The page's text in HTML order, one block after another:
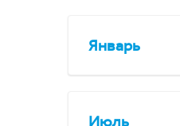
Январь
Июль